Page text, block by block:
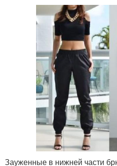
Зауженные в нижней части